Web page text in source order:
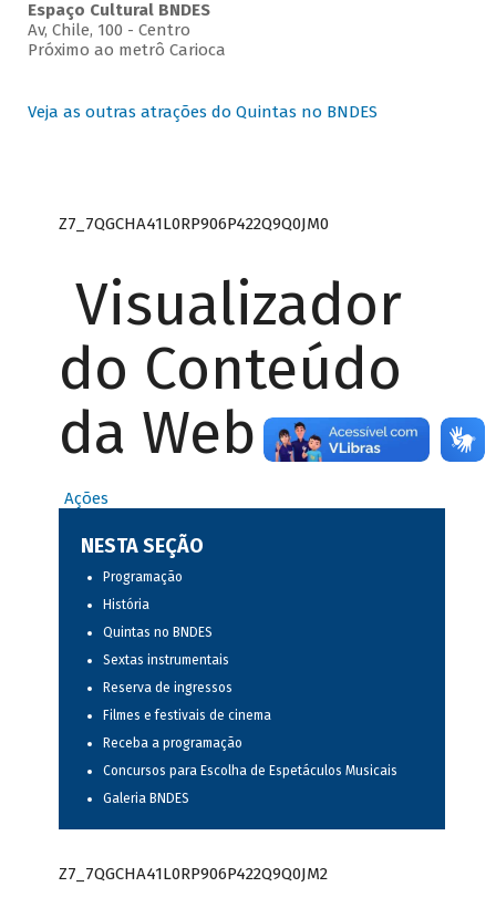
Espaço Cultural BNDES
Av, Chile, 100 - Centro
Próximo ao metrô Carioca
Veja as outras atrações do Quintas no BNDES
Z7_7QGCHA41L0RP906P422Q9Q0JM0
Visualizador
do Conteúdo
da Web
Ações
NESTA SEÇÃO
Programação
História
Quintas no BNDES
Sextas instrumentais
Reserva de ingressos
Filmes e festivais de cinema
Receba a programação
Concursos para Escolha de Espetáculos Musicais
Galeria BNDES
Z7_7QGCHA41L0RP906P422Q9Q0JM2